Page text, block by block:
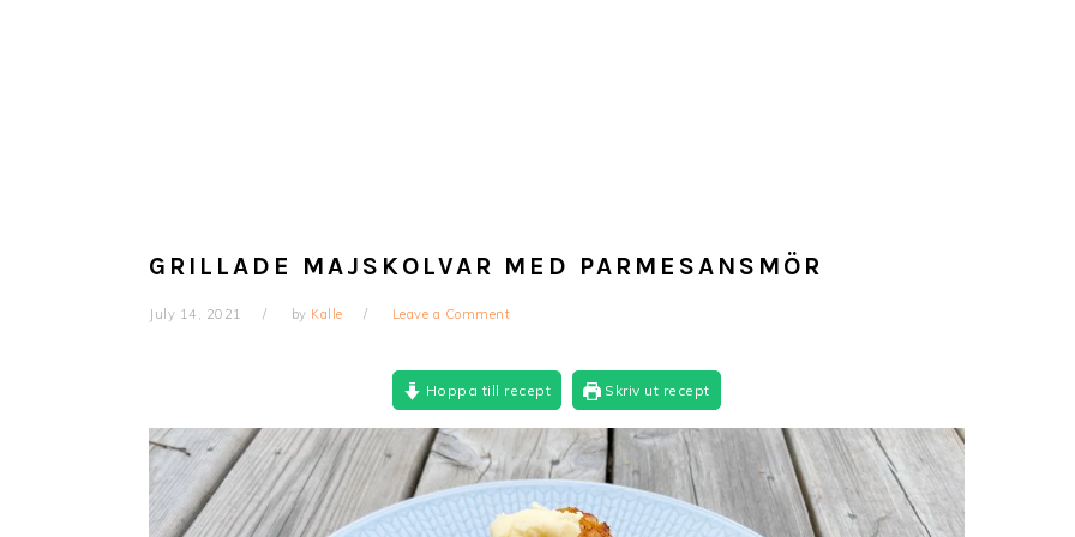
GRILLADE MAJSKOLVAR MED PARMESANSMÖR
July 14, 2021 by Kalle Leave a Comment
Hoppa till recept Skriv ut recept